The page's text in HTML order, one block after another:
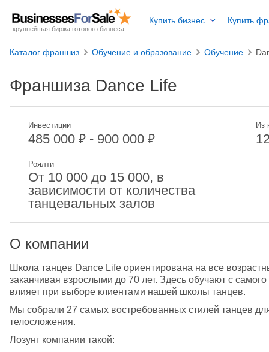
крупнейшая биржа готового бизнеса
Купить бизнес Купить
Каталог франшиз Обучение и образование Обучение
Франшиза Dance Life
Инвестиции
485 000 ₽ - 900 000 ₽
Из
Роялти
От 10 000 до 15 000, в
зависимости от количества
танцевальных залов
О компании
Школа танцев Dance Life ориентирована на все
заканчивая взрослыми до 70 лет. Здесь обучают с
влияет при выборе клиентами нашей школы танцев.
Мы собрали 27 самых востребованных стилей танцев
телосложения.
Лозунг компании такой: